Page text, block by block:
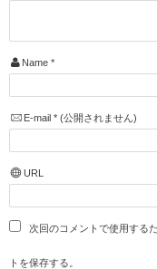
Name *
E-mail *(公開されません)
URL
次回のコメントで使用する
トを保存する。